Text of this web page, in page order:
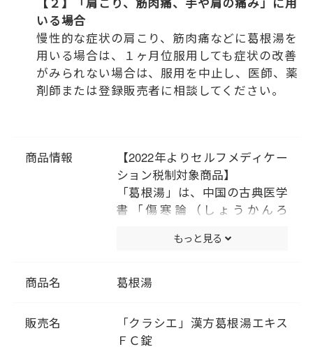
いる場合
慢性的な症状の肩こり、筋肉痛などに葛根湯を
用いる場合は、１ヶ月位服用しても症状の改善
がみられない場合は、服用を中止し、医師、薬
剤師または登録販売者に相談してください。
商品情報
【2022年よりセルフメディケー
ション税制対象商品】
「葛根湯」は、中国の古典医学
書「傷寒論（しょうかんろ
りゃく）」に記載されている薬
果があります。
かぜの治療方針を決めます。は
じめに背中がゾクゾクッとする
もっと見る
商品名 葛根湯
販売名
「クラシエ」漢方葛根湯エキス
ＦＣ錠